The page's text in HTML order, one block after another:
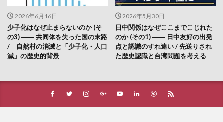
2026年6月16日
少子化はなぜ止まらないのか (そ
の3) ―― 共同体を失った国の末路
/ 自然村の消滅と「少子化・人口
減」の歴史的背景
2026年5月30日
日中関係はなぜここまでこじれた
のか (その1) ―― 日中友好の出発
点と認識のすれ違い / 先送りされ
た歴史認識と台湾問題を考える